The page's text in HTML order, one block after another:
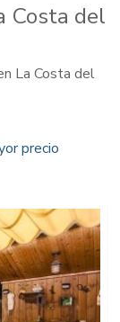
Costa del
La Costa del
precio